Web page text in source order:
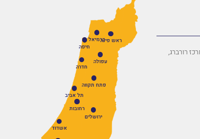
מרכז רורברג,
רחובות
תל אביב
חיפה
ירושלים
פתח תקווה
חדרה
אשדוד
עפולה
ראש פינהכרמיאל